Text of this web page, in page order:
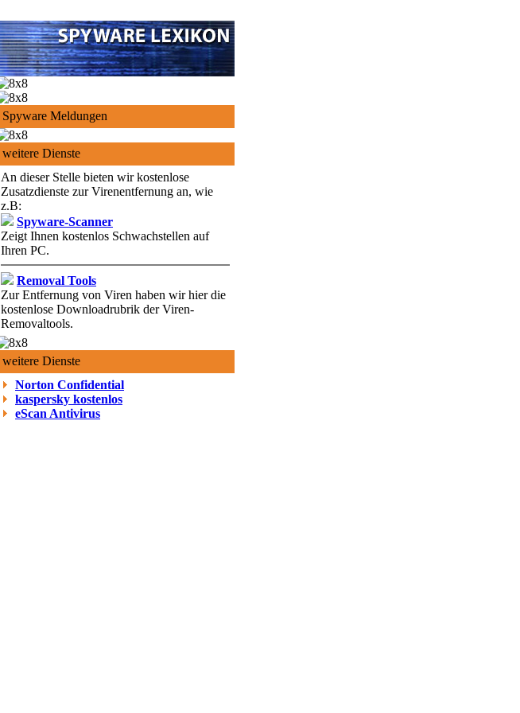
Spyware Meldungen
weitere Dienste
An dieser Stelle bieten wir kostenlose
Zusatzdienste zur Virenentfernung an, wie
z.B:
Spyware-Scanner
Zeigt Ihnen kostenlos Schwachstellen auf
Ihren PC.
Removal Tools
Zur Entfernung von Viren haben wir hier die
kostenlose Downloadrubrik der Viren-
Removaltools.
weitere Dienste
Norton Confidential
kaspersky kostenlos
eScan Antivirus